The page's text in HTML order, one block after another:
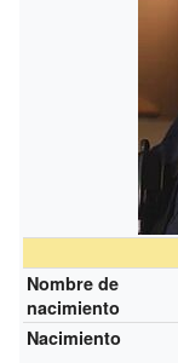
Nombre de
nacimiento
Nacimiento